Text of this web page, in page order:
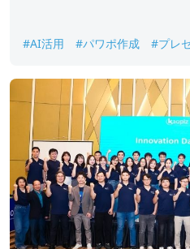
#AI活用 #パワポ作成 #プレ